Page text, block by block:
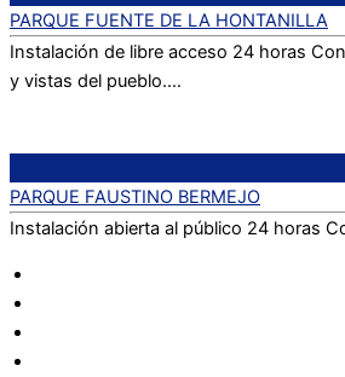
PARQUE FUENTE DE LA HONTANILLA
Instalación de libre acceso 24 horas
y vistas del pueblo.…
PARQUE FAUSTINO BERMEJO
Instalación abierta al público 24 horas